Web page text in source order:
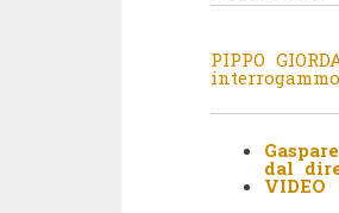
PIPPO
dal
VIDEO